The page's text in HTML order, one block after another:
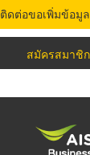
ติดต่อขอเพิ่มข้อมู
สมัครสมาชิ